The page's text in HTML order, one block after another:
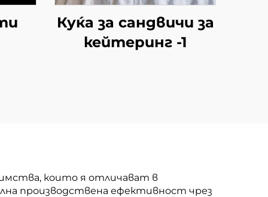
Куќа за сандвичи за
кейтеринг -1
които я отличават в
производствена ефективност чрез